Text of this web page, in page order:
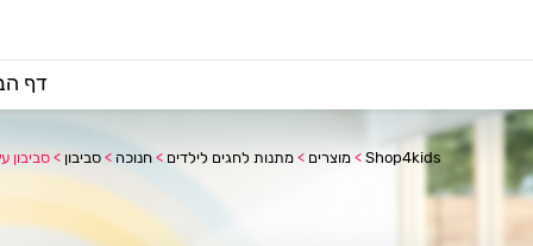
דף
Shop4kids
> מוצרים > מתנות לחגים לילדים > חנוכה > סביבון >סביבון